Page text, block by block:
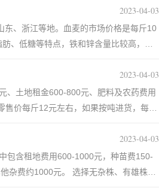
天，对高温、强光耐性相对强些。
钵与钵之间出现缝隙，应再次填沙。播
个浅穴，每穴播2粒-3粒种子，随即在种
一拱杆，做成小拱棚，上覆银白色或绿色
，要备好塑料薄膜，以便在暴雨到来前
决苗床管理好坏，因此初秋蔬菜苗床的
积，其所用营养钵直径可适当大一些，
苗子，可适当在纱网上隔一定距离再盖
雨：在暴雨到来之前，要及时盖好塑料
的市场需求，价格较高，可以带来丰厚
科学管理养殖过程，包括饲养、疾病防
点，选择合适的销售渠道，如批发市
发达地区，养殖业具有广阔的增长空间。
获得丰厚的利润。本文介绍的养殖项目
材市场进行调研，对所种药材的需求
市场走势做出基本判断。 （3）选择供
避市场风险。 2、技术风险 （1）技术
的产量和质量，从而导致药材生产的风
就可以净赚800-1700左右，种植前景非
，对普通土壤也能很快适应，不过最好给
葵花长得越好，一定要给它充足的光
时要及时对它进行保温。 4、浇水：葵花
使盆中产生积水，这会导致它烂根。
种植时宜选择阳光充足、土层深厚、疏松
土壤中种植。 二、黄芪 1、黄芪为多年生
茎直立，上部多分枝，有细棱，被白色
宽3-12mm。总状花序稍密，有10-20朵
膨胀，半椭圆形。 2、黄芪喜光，喜凉
排水良好、渗水力强的砂质土壤进行栽
天麻为多年生腐生直兰草本植物，别名为
肥厚的块茎，呈长扁形，大小不一。表
靠密环菌繁殖生长，对于温度有一定要
东、浙江等地。血麦的市场价格是每斤10
、低糖等特点，铁和锌含量比较高，产
血麦的种植前景比较好。“秦黑1号”即血
，是“生物强化”、“食物强化”人体所需营
场。 2、内蒙古科左中旗原生种植专业
，缺铁性贫血（IDA）也是严重影响人类
血和营养不良。 二、血麦的适宜种植地
麦麦芒很长，麦穗精干，麦粒表皮呈现
2023-04-03
、土地租金600-800元、肥料及农药费用
价每斤12元左右，如果按吨进货，每斤
本为艾草6000株，每株0.1元，种苗成本
费400-500元，合计2000元左右。 二、
零售价为每斤12元左右。 2、如果按吨
2023-04-03
包含租地费用600-1000元，种苗费150-
杂费约1000元。 选择无杂株、有雄株的
2023-04-03